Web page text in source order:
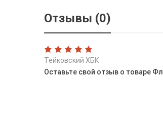
Отзывы (0)
Тейковский ХБК
Оставьте свой отзыв о товаре